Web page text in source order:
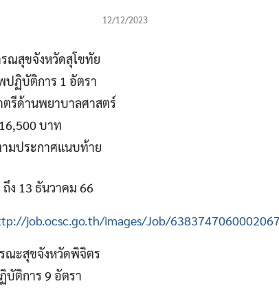
12/12/2023
ณสุขจังหวัดสุโขทัย
ปฏิบัติการ 1 อัตรา
รีด้านพยาบาลศาสตร์
บาท
มประกาศแนบท้าย
ง 13 ธันวาคม 66
job.ocsc.go.th/images/Job/
ณะสุขจังหวัดพิจิตร
ติการ 9 อัตรา